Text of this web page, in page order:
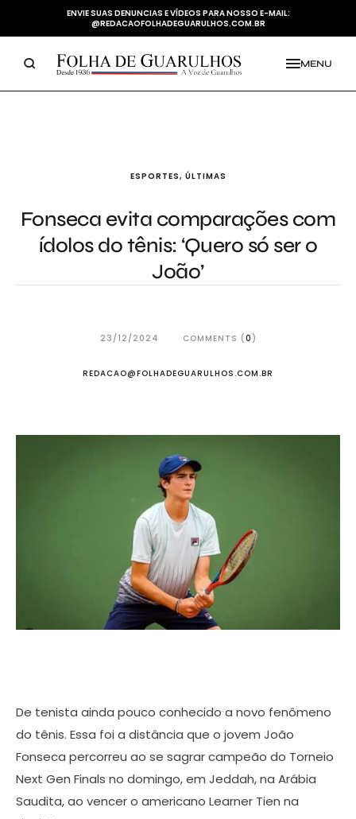
ENVIE SUAS DENUNCIAS E VÍDEOS PARA NOSSO E-MAIL:
@REDACAOFOLHADEGUARULHOS.COM.BR
MENU
ESPORTES, ÚLTIMAS
Fonseca evita comparações com
ídolos do tênis: ‘Quero só ser o
João’
23/12/2024 COMMENTS (0 )
REDACAO@FOLHADEGUARULHOS.COM.BR
De tenista ainda pouco conhecido a novo fenômeno
do tênis. Essa foi a distância que o jovem João
Fonseca percorreu ao se sagrar campeão do Torneio
Next Gen Finals no domingo, em Jeddah, na Arábia
Saudita, ao vencer o americano Learner Tien na